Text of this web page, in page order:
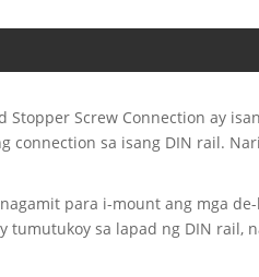
Stopper Screw Connection ay
connection sa isang DIN rail.
para i-mount ang mga
tumutukoy sa lapad ng DIN rail,